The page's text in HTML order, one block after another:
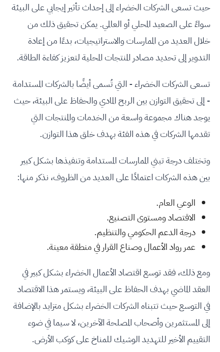
حيث تسعى الشركات الخضراء إلى إحداث تأثير إيجابي على البيئة
سواءً على الصعيد المحلي أو العالمي. يمكن تحقيق ذلك من
خلال العديد من الممارسات والاستراتيجيات، بدءًا من إعادة
التدوير إلى تحديد مصادر المنتجات المحلية لتعزيز كفاءة الطاقة.
تسعى الشركات الخضراء - التي تُسمى أيضًا بالشركات المستدامة
- إلى تحقيق التوازن بين الربح المادي والحفاظ على البيئة، حيث
يوجد هناك مجموعة واسعة من الخدمات والمنتجات التي
تقدمها الشركات في هذه الفئة بهدف خلق هذا التوازن.
وتختلف درجة تبني الممارسات المستدامة وتنفيذها بشكل كبير
بين هذه الشركات اعتمادًا على العديد من الظروف، نذكر منها:
الوعي العام.
الاقتصاد ومستوى التصنيع.
درجة الدعم الحكومي والتنظيم.
عمر رواد الأعمال وصناع القرار في منطقة معينة.
ومع ذلك، فقد توسع اقتصاد الأعمال الخضراء بشكل كبير في
العقد الماضي بهدف الحفاظ على البيئة، ويستمر هذا الاقتصاد
في التوسع حيث تتبناه الشركات الخضراء بشكل متزايد بالإضافة
إلى المستثمرين وأصحاب المصلحة الآخرين، لا سيما في ضوء
التقييم الأخير للتهديد الوشيك للمناخ على كوكب الأرض.